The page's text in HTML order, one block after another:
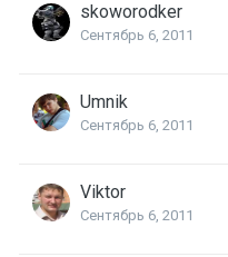
skoworodker
Сентябрь 6, 2011
Umnik
Сентябрь 6, 2011
Viktor
Сентябрь 6, 2011